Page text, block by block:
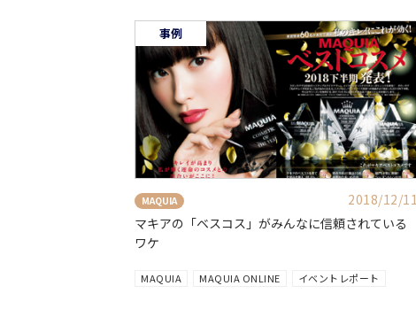
事例
MAQUIA
2018/12/11
マキアの「ベスコス」がみんなに信頼されている
ワケ
MAQUIA MAQUIA ONLINE イベントレポート